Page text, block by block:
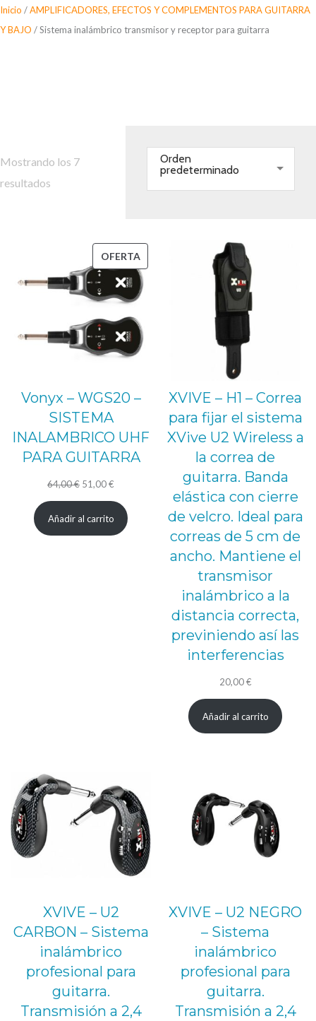
Saltar
al
Inicio /AMPLIFICADORES, EFECTOS Y COMPLEMENTOS PARA GUITARRA
Y BAJO / Sistema inalámbrico transmisor y receptor para guitarra
Mostrando los 7
resultados
Orden
predeterminado
OFERTAPRODUCTO
EN
OFERTA
Vonyx – WGS20 –
SISTEMA
INALAMBRICO UHF
PARA GUITARRA
64,00€ El
precio
original
51,00€
precio
actual
Añadir al carrito
XVIVE – H1 – Correa
para fijar el sistema
XVive U2 Wireless a
la correa de
guitarra. Banda
elástica con cierre
de velcro. Ideal para
correas de 5 cm de
ancho. Mantiene el
transmisor
inalámbrico a la
distancia correcta,
previniendo así las
interferencias
20,00€
Añadir al carrito
XVIVE – U2
CARBON – Sistema
inalámbrico
profesional para
guitarra.
Transmisión a 2,4
XVIVE – U2 NEGRO
– Sistema
inalámbrico
profesional para
guitarra.
Transmisión a 2,4